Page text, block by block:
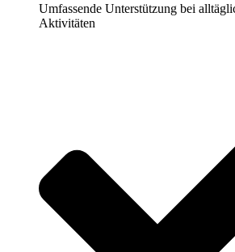
Umfassende Unterstützung bei
Aktivitäten